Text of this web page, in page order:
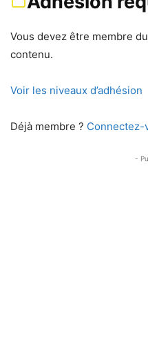
Vous devez être membre
contenu.
Voir les niveaux d’adhésion
Déjà membre ? Connectez-
-